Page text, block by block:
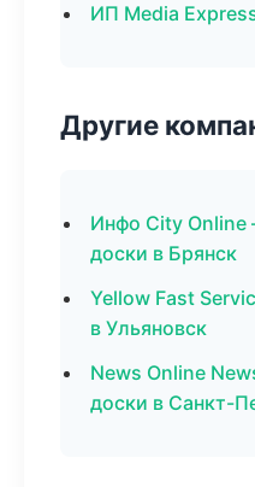
ИП Media
Другие
Инфо City
доски в Брянск
Yellow Fast
в Ульяновск
News Online
доски в Санкт-